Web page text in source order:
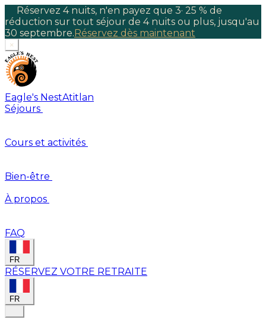
Réservez 4 nuits, n'en payez que 3· 25 % de
réduction sur tout séjour de 4 nuits ou plus, jusqu'au
30 septembre.Réservez dès maintenant
×
Eagle's NestAtitlan
Séjours
Cours et activités
Bien-être
À propos
FAQ
FR
RÉSERVEZ VOTRE RETRAITE
FR